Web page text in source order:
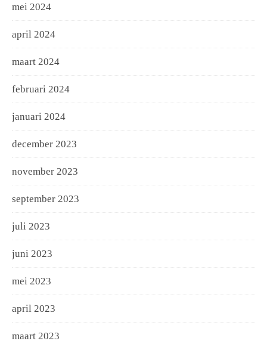
mei 2024
april 2024
maart 2024
februari 2024
januari 2024
december 2023
november 2023
september 2023
juli 2023
juni 2023
mei 2023
april 2023
maart 2023